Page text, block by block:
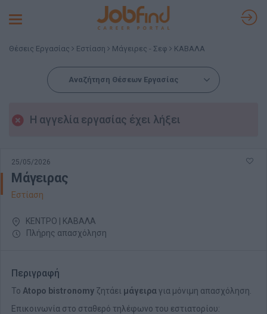
Toggle
Θέσεις Εργασίας Εστίαση Μάγειρες - Σεφ ΚΑΒΑΛΑ
Αναζήτηση Θέσεων Εργασίας
Η αγγελία εργασίας έχει λήξει
25/05/2026
Μάγειρας
Εστίαση
ΚΕΝΤΡΟ | ΚΑΒΑΛΑ
Πλήρης απασχόληση
Περιγραφή
Το Atopo bistronomy ζητάει μάγειρα για μόνιμη απασχόληση.
Επικοινωνία στο σταθερό τηλέφωνο του εστιατορίου: